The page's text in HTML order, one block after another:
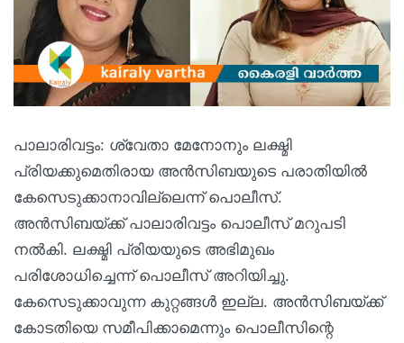
പാലാരിവട്ടം: ശ്വേതാ മേനോനും ലക്ഷ്മി
പ്രിയക്കുമെതിരായ അൻസിബയുടെ പരാതിയിൽ
കേസെടുക്കാനാവില്ലെന്ന് പൊലീസ്.
അൻസിബയ്ക്ക് പാലാരിവട്ടം പൊലീസ് മറുപടി
നൽകി. ലക്ഷ്മി പ്രിയയുടെ അഭിമുഖം
പരിശോധിച്ചെന്ന് പൊലീസ് അറിയിച്ചു.
കേസെടുക്കാവുന്ന കുറ്റങ്ങൾ ഇല്ല. അൻസിബയ്ക്ക്
കോടതിയെ സമീപിക്കാമെന്നും പൊലീസിന്റെ